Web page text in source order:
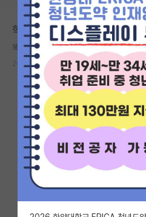
대학원생 모집
국내대학원 정보
연구실&오픈랩
커뮤니티
커뮤니티 홈
전체글보기
베스트 게시판
IF 명예의전당
자유 게시판(아무개랩)
학부연구생중 타 대학원 컨택
똑똑한 존 내시
2024.09.04 9 2248